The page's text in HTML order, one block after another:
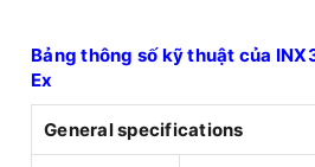
Bảng thông số kỹ thuật của
Ex
General specifications